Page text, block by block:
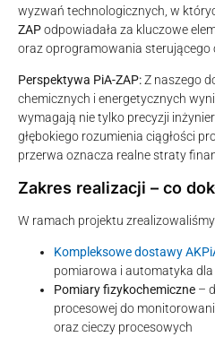
wyzwań technologicznych, w
ZAPodpowiadała za kluczowe
oraz oprogramowania sterującego
Perspektywa PiA-ZAP:Z naszego
chemicznych i energetycznych
wymagają nie tylko precyzji
głębokiego rozumienia ciągłości
przerwa oznacza realne straty
Zakres realizacji – co
W ramach projektu
Kompleksowe dostawy
pomiarowa i automatyka dla
Pomiary fizykochemiczne –
procesowej do
oraz cieczy procesowych